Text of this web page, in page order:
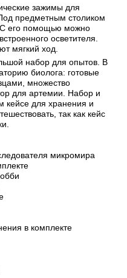
зажимы для
предметным столиком
его помощью можно
осветителя.
мягкий ход.
набор для опытов. В
биолога: готовые
множество
для артемии. Набор и
кейсе для хранения и
так как кейс
микромира
в комплекте